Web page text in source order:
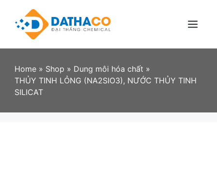
content
Menu
Home » Shop » Dung môi hóa chất »
THỦY TINH LỎNG (NA2SIO3), NƯỚC THỦY TINH
SILICAT